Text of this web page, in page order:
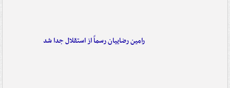
رامین رضاییان رسماً از استقلال جدا شد